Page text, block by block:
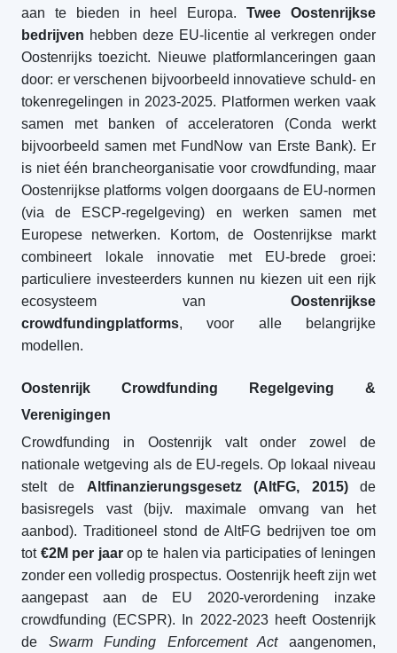
aan te bieden in heel Europa.Twee Oostenrijkse
bedrijven hebben deze EU-licentie al verkregen onder
Oostenrijks toezicht. Nieuwe platformlanceringen gaan
door: er verschenen bijvoorbeeld innovatieve schuld- en
tokenregelingen in 2023-2025. Platformen werken vaak
samen met banken of acceleratoren (Conda werkt
bijvoorbeeld samen met FundNow van Erste Bank). Er
is niet één brancheorganisatie voor crowdfunding, maar
Oostenrijkse platforms volgen doorgaans de EU-normen
(via de ESCP-regelgeving) en werken samen met
Europese netwerken. Kortom, de Oostenrijkse markt
combineert lokale innovatie met EU-brede groei:
particuliere investeerders kunnen nu kiezen uit een rijk
ecosysteem van Oostenrijkse
crowdfundingplatforms, voor alle belangrijke
modellen.
Oostenrijk Crowdfunding Regelgeving &
Verenigingen
Crowdfunding in Oostenrijk valt onder zowel de
nationale wetgeving als de EU-regels. Op lokaal niveau
stelt de Altfinanzierungsgesetz (AltFG, 2015)de
basisregels vast (bijv. maximale omvang van het
aanbod). Traditioneel stond de AltFG bedrijven toe om
tot €2M per jaarop te halen via participaties of leningen
zonder een volledig prospectus. Oostenrijk heeft zijn wet
aangepast aan de EU 2020-verordening inzake
crowdfunding (ECSPR). In 2022-2023 heeft Oostenrijk
de Swarm Funding Enforcement Actaangenomen,